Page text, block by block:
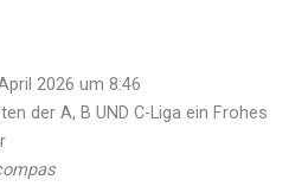
2026 um 8:46
der A, B UND C-Liga ein Frohes